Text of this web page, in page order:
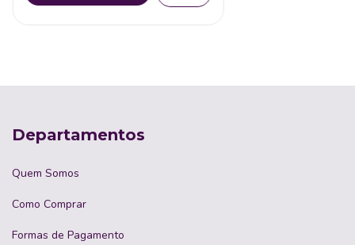
Departamentos
Quem Somos
Como Comprar
Formas de Pagamento